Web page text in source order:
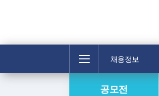
전
메
채용정보
공모전